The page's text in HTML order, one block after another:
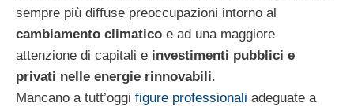
sempre più diffuse preoccupazioni intorno al
cambiamento climatico e ad una maggiore
attenzione di capitali e investimenti pubblici e
privati nelle energie rinnovabili.
Mancano a tutt’oggi figure professionali adeguate a